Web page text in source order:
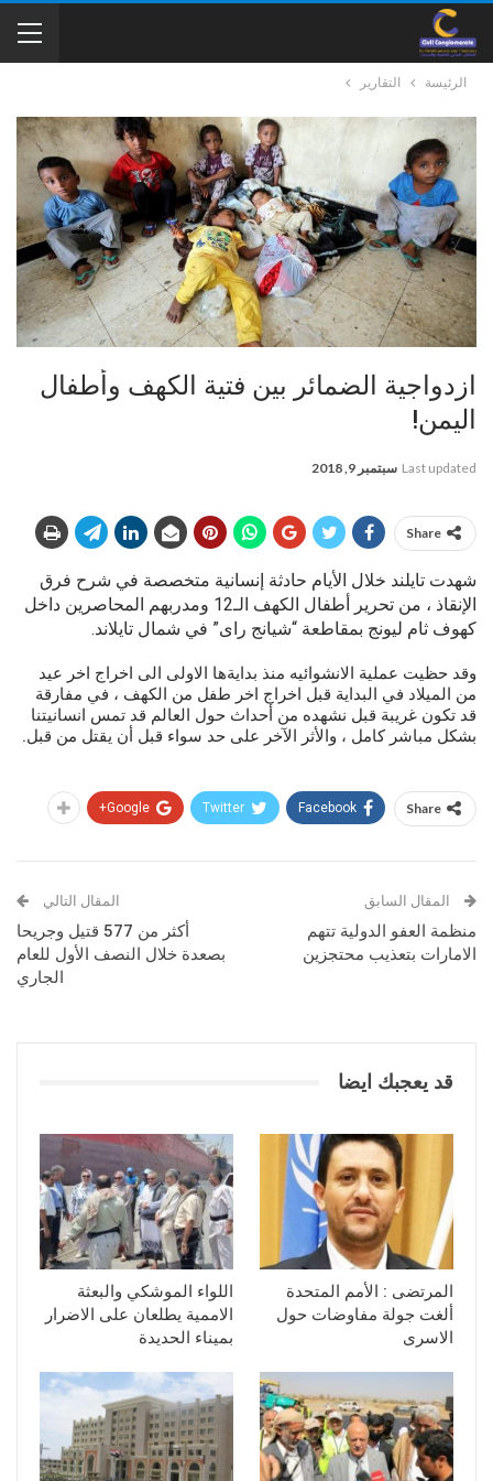
الرئيسة التقارير
ازدواجية الضمائر بين فتية الكهف وأطفال
اليمن!
Last updated سبتمبر 9, 2018
Share
شهدت تايلند خلال الأيام حادثة إنسانية متخصصة في شرح فرق
الإنقاذ ، من تحرير أطفال الكهف الـ12 ومدربهم المحاصرين داخل
كهوف ثام ليونج بمقاطعة “شيانج راى” في شمال تايلاند.
وقد حظيت عملية الانشوائيه منذ بدايةها الاولى الى اخراج اخر عيد
من الميلاد في البداية قبل اخراج اخر طفل من الكهف ، في مفارقة
قد تكون غريبة قبل نشهده من أحداث حول العالم قد تمس انسانيتنا
بشكل مباشر كامل ، والأثر الآخر على حد سواء قبل أن يقتل من قبل.
Share
Facebook
Twitter
Google+
المقال السابق
منظمة العفو الدولية تتهم
الامارات بتعذيب محتجزين
المقال التالي
أكثر من 577 قتيل وجريحا
بصعدة خلال النصف الأول للعام
الجاري
قد يعجبك ايضا
المرتضى : الأمم المتحدة
ألغت جولة مفاوضات حول
الاسرى
اللواء الموشكي والبعثة
الاممية يطلعان على الاضرار
بميناء الحديدة